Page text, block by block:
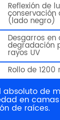
Reflexión de
conservación
(lado negro)
Desgarros
degradación
rayos UV
Rollo de 1200
de
en
de raíces.